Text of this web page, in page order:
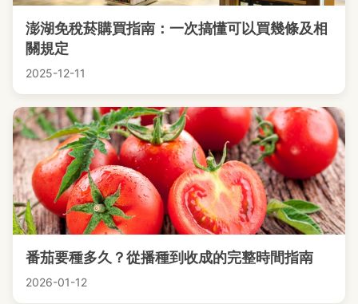
澎湖免稅菸購買指南：一次搞懂可以買幾條及相
關規定
2025-12-11
番茄要種多久？從播種到收成的完整時間指南
2026-01-12